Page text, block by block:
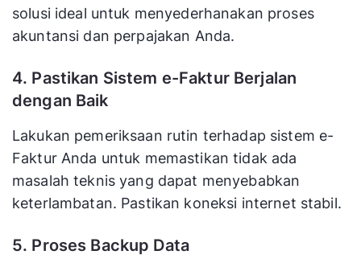
solusi ideal untuk menyederhanakan proses
akuntansi dan perpajakan Anda.
4. Pastikan Sistem e-Faktur Berjalan
dengan Baik
Lakukan pemeriksaan rutin terhadap sistem e-
Faktur Anda untuk memastikan tidak ada
masalah teknis yang dapat menyebabkan
keterlambatan. Pastikan koneksi internet stabil.
5. Proses Backup Data